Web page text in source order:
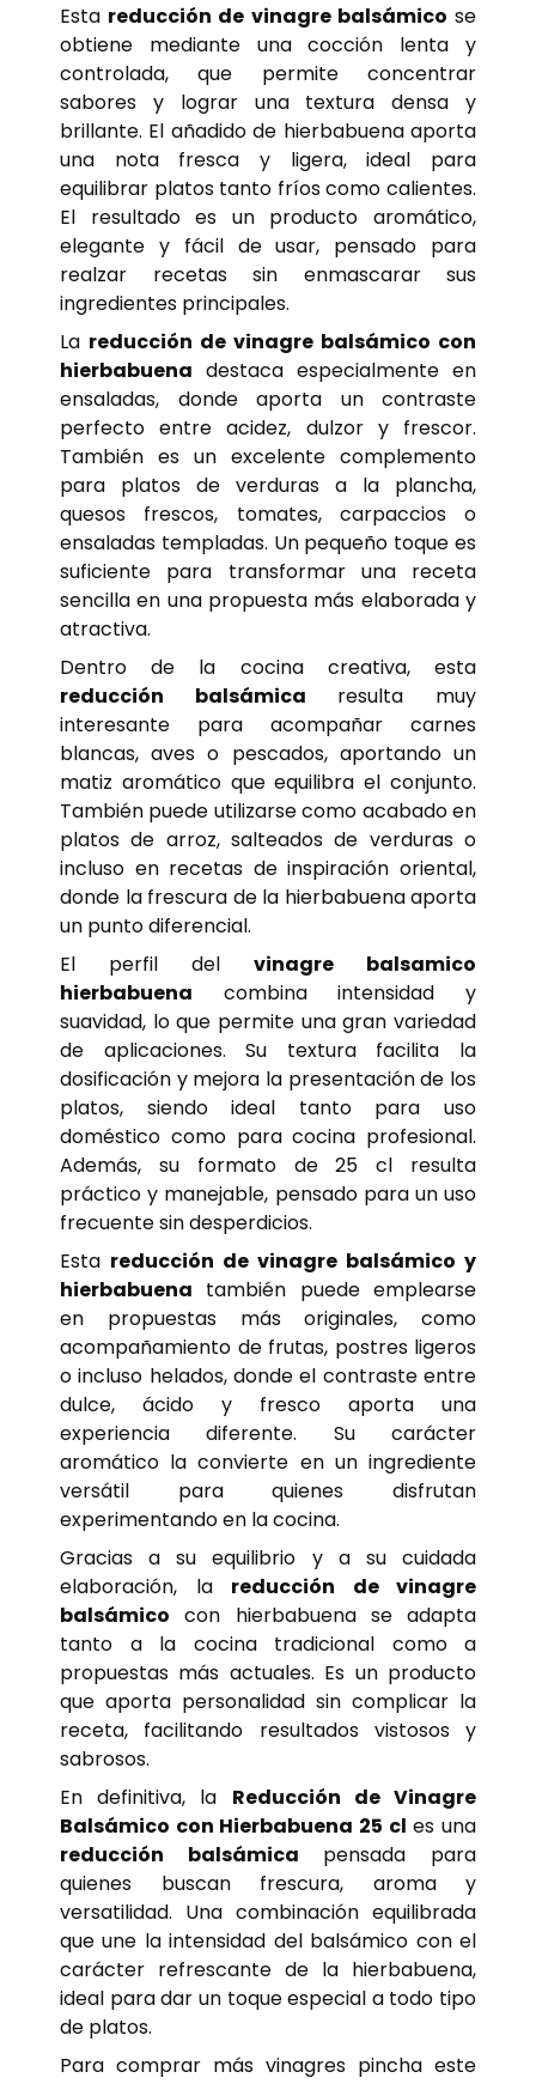
Esta reducción de vinagre balsámico se
obtiene mediante una cocción lenta y
controlada, que permite concentrar
sabores y lograr una textura densa y
brillante. El añadido de hierbabuena aporta
una nota fresca y ligera, ideal para
equilibrar platos tanto fríos como calientes.
El resultado es un producto aromático,
elegante y fácil de usar, pensado para
realzar recetas sin enmascarar sus
ingredientes principales.
La reducción de vinagre balsámico con
hierbabuena destaca especialmente en
ensaladas, donde aporta un contraste
perfecto entre acidez, dulzor y frescor.
También es un excelente complemento
para platos de verduras a la plancha,
quesos frescos, tomates, carpaccios o
ensaladas templadas. Un pequeño toque es
suficiente para transformar una receta
sencilla en una propuesta más elaborada y
atractiva.
Dentro de la cocina creativa, esta
reducción balsámica resulta muy
interesante para acompañar carnes
blancas, aves o pescados, aportando un
matiz aromático que equilibra el conjunto.
También puede utilizarse como acabado en
platos de arroz, salteados de verduras o
incluso en recetas de inspiración oriental,
donde la frescura de la hierbabuena aporta
un punto diferencial.
El perfil del vinagre balsamico
hierbabuena combina intensidad y
suavidad, lo que permite una gran variedad
de aplicaciones. Su textura facilita la
dosificación y mejora la presentación de los
platos, siendo ideal tanto para uso
doméstico como para cocina profesional.
Además, su formato de 25 cl resulta
práctico y manejable, pensado para un uso
frecuente sin desperdicios.
Esta reducción de vinagre balsámico y
hierbabuena también puede emplearse
en propuestas más originales, como
acompañamiento de frutas, postres ligeros
o incluso helados, donde el contraste entre
dulce, ácido y fresco aporta una
experiencia diferente. Su carácter
aromático la convierte en un ingrediente
versátil para quienes disfrutan
experimentando en la cocina.
Gracias a su equilibrio y a su cuidada
elaboración, la reducción de vinagre
balsámico con hierbabuena se adapta
tanto a la cocina tradicional como a
propuestas más actuales. Es un producto
que aporta personalidad sin complicar la
receta, facilitando resultados vistosos y
sabrosos.
En definitiva, la Reducción de Vinagre
Balsámico con Hierbabuena 25 cl es una
reducción balsámica pensada para
quienes buscan frescura, aroma y
versatilidad. Una combinación equilibrada
que une la intensidad del balsámico con el
carácter refrescante de la hierbabuena,
ideal para dar un toque especial a todo tipo
de platos.
Para comprar más vinagres pincha este